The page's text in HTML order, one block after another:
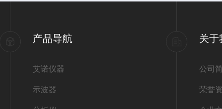
产品导航
艾诺仪器
示波器
关于
公司
荣誉